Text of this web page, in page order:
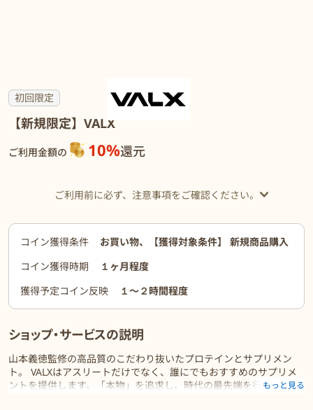
初回限定
【新規限定】VALX
ご利用金額の 10%還元
ご利用前に必ず、注意事項をご確認ください。
コイン獲得条件
お買い物、【獲得対象条件】 新規商品購入
コイン獲得時期
１ヶ月程度
獲得予定コイン反映
１〜２時間程度
ショップ・サービスの説明
山本義徳監修の高品質のこだわり抜いたプロテインとサプリメン
ト。 VALXはアスリートだけでなく、誰にでもおすすめのサプリメ
ントを提供します。「本物」を追求し、時代の最先端を行くフィッ
もっと見る